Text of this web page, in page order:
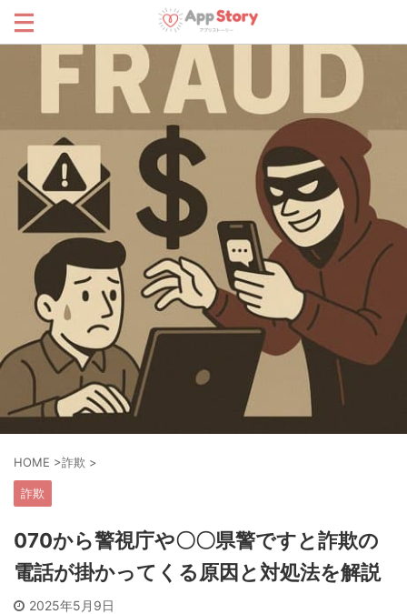
HOME >詐欺 >
詐欺
070から警視庁や〇〇県警ですと詐欺の
電話が掛かってくる原因と対処法を解説
2025年5月9日